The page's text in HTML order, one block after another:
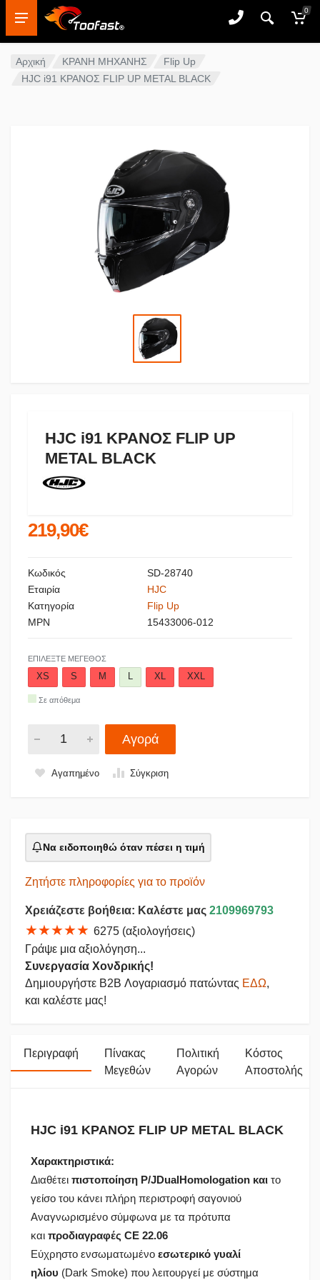
0
Αρχική ΚΡΑΝΗ ΜΗΧΑΝΗΣ
Flip Up
HJC i91 ΚΡΑΝΟΣ FLIP UP METAL BLACK
HJC i91 ΚΡΑΝΟΣ FLIP UP
METAL BLACK
219,90€
Κωδικός
SD-28740
Εταιρία
HJC
Κατηγορία
Flip Up
MPN
15433006-012
ΕΠΙΛΈΞΤΕ ΜΈΓΕΘΟΣ
XS S M L XL XXL
Σε απόθεμα
Αγορά
Αγαπημένο Σύγκριση
Να ειδοποιηθώ όταν πέσει η τιμή
Ζητήστε πληροφορίες για το προϊόν
Χρειάζεστε βοήθεια: Καλέστε μας 2109969793
★★★★★ 6275 (αξιολογήσεις)
Γράψε μια αξιολόγηση...
Συνεργασία Χονδρικής!
Δημιουργήστε B2B Λογαριασμό πατώντας ΕΔΩ,
και καλέστε μας!
Περιγραφή
Πίνακας
Μεγεθών
Πολιτική
Αγορών
Κόστος
Αποστολής
HJC i91 ΚΡΑΝΟΣ FLIP UP METAL BLACK
Χαρακτηριστικά:
Διαθέτει πιστοποίηση P/JDualHomologation και το
γείσο του κάνει πλήρη περιστροφή σαγονιού
Αναγνωρισμένο σύμφωνα με τα πρότυπα
και προδιαγραφές CE 22.06
Εύχρηστο ενσωματωμένο εσωτερικό γυαλί
ηλίου (Dark Smoke) που λειτουργεί με σύστημα